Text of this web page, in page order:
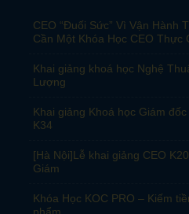
CEO “Đuối Sức” Vì Vận Hành
Cần Một Khóa Học CEO Thực
Khai giảng khoá học Nghệ
Lượng
Khai giảng Khoá học Giám
K34
[Hà Nội]Lễ khai giảng CEO
Giám
Khóa Học KOC PRO – Kiếm